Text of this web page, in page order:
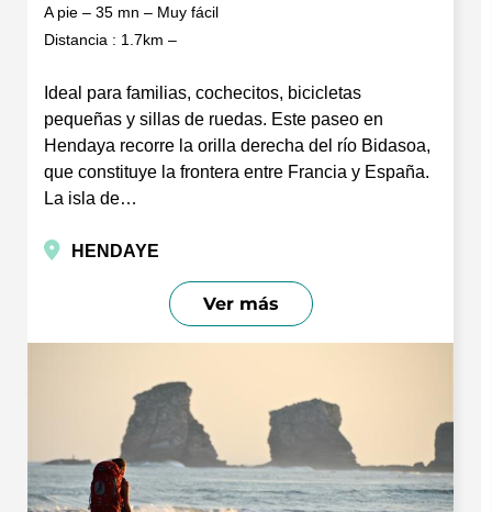
A pie – 35 mn – Muy fácil
Distancia : 1.7km –
Ideal para familias, cochecitos, bicicletas
pequeñas y sillas de ruedas. Este paseo en
Hendaya recorre la orilla derecha del río Bidasoa,
que constituye la frontera entre Francia y España.
La isla de…
HENDAYE
Ver más